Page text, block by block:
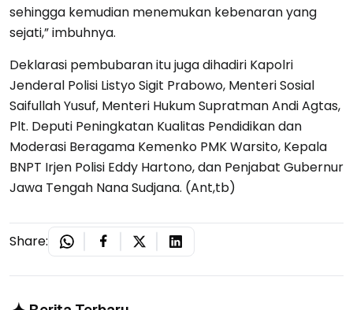
sehingga kemudian menemukan kebenaran yang
sejati,” imbuhnya.
Deklarasi pembubaran itu juga dihadiri Kapolri
Jenderal Polisi Listyo Sigit Prabowo, Menteri Sosial
Saifullah Yusuf, Menteri Hukum Supratman Andi Agtas,
Plt. Deputi Peningkatan Kualitas Pendidikan dan
Moderasi Beragama Kemenko PMK Warsito, Kepala
BNPT Irjen Polisi Eddy Hartono, dan Penjabat Gubernur
Jawa Tengah Nana Sudjana. (Ant,tb)
Share: